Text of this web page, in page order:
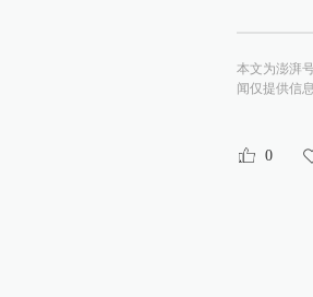
本文为澎湃
闻仅提供信
0